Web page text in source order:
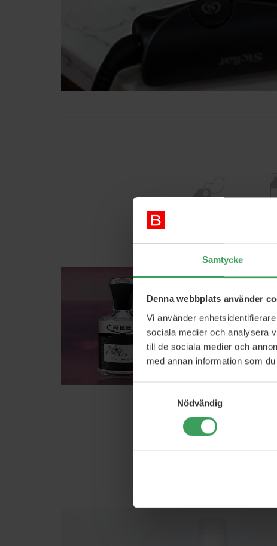
Samtycke
Denna webbplats använder
Vi använder
sociala medier och analysera
till de sociala medier och
med annan information som
Nödvändig